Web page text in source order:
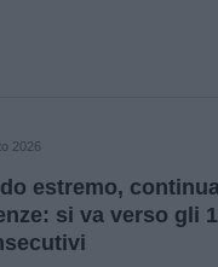
2026
estremo,
si va verso gli